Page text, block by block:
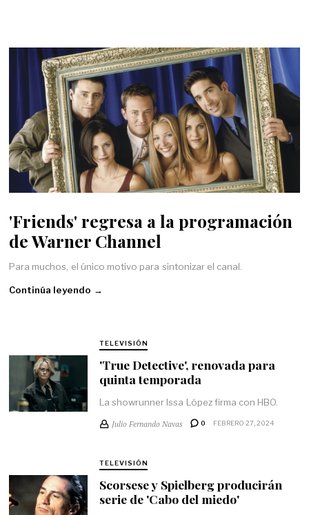
'Friends' regresa a la programación
de Warner Channel
Para muchos, el único motivo para sintonizar el canal.
Continúa leyendo →
TELEVISIÓN
'True Detective', renovada para
quinta temporada
La showrunner Issa López firma con HBO.
Julio Fernando Navas 0 FEBRERO 27, 2024
TELEVISIÓN
Scorsese y Spielberg producirán
serie de 'Cabo del miedo'